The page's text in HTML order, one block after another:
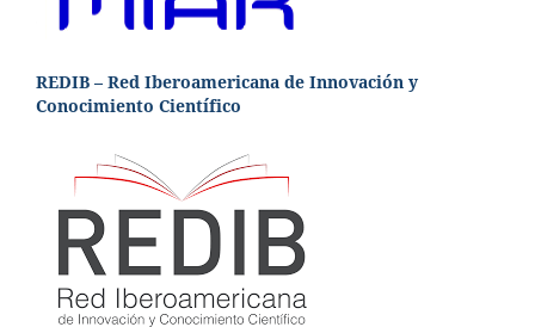
REDIB – Red Iberoamericana de Innovación y
Conocimiento Científico